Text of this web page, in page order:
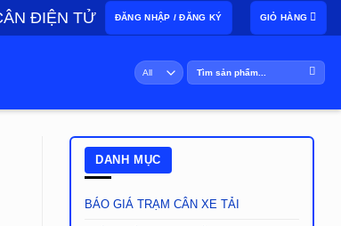
ĐIỆN TỬ ĐĂNG NHẬP / ĐĂNG KÝ GIỎ HÀNG
Tìm
kiếm:
DANH MỤC
BÁO GIÁ TRẠM CÂN XE TẢI